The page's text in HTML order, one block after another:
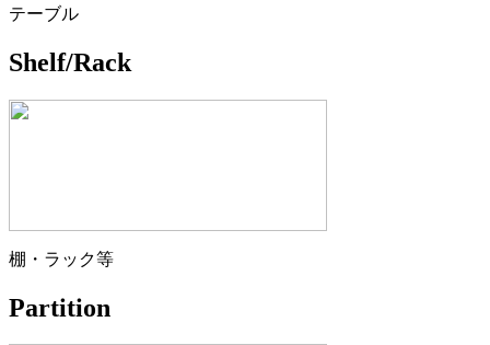
テーブル
Shelf/Rack
棚・ラック等
Partition